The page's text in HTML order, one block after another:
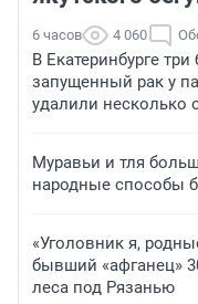
6 часов 4 060
В Екатеринбурге
запущенный рак у
удалили несколько
Муравьи и тля
народные способы
«Уголовник я,
бывший «афганец»
леса под Рязанью